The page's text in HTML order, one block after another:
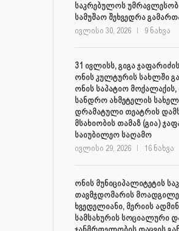
საკრებულოს
სამუშაო შეხვედრა
ივლისი 30, 2026 9 ნახვა
31 ივლისს, გიგა
ონის კულტურის სახლში
ონის საპატიო
სანდრო ახმეტელის
დრამატული თეატრის
მსახიობის თამაზ (გია)
საიუბილეო საღამო
ივლისი 29, 2026 16 ნახვა
ონის მუნიციპალიტეტის
თავმჯდომარის
ხვედელიანი, მერიის
სამსახურის სოციალური